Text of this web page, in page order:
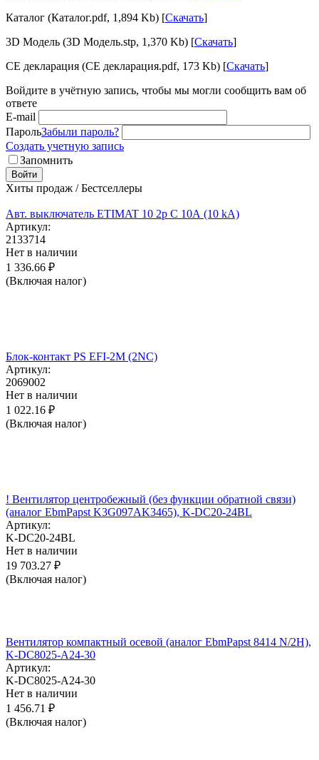
Каталог (Каталог.pdf, 1,894 Kb) [Скачать]
3D Модель (3D Модель.stp, 1,370 Kb) [Скачать]
CE декларация (CE декларация.pdf, 173 Kb) [Скачать]
Войдите в учётную запись, чтобы мы могли сообщить вам об
ответе
E-mail
ПарольЗабыли пароль?
Создать учетную запись
Запомнить
Войти
Хиты продаж / Бестселлеры
Авт. выключатель ETIMAT 10 2p C 10А (10 kA)
Артикул:
2133714
Нет в наличии
1 336.66 ₽
(Включая налог)
Блок-контакт PS EFI-2M (2NC)
Артикул:
2069002
Нет в наличии
1 022.16 ₽
(Включая налог)
! Вентилятор центробежный (без функции обратной связи)
(аналог EbmPapst K3G097AK3465), K-DC20-24BL
Артикул:
K-DC20-24BL
Нет в наличии
19 703.27 ₽
(Включая налог)
Вентилятор компактный осевой (аналог EbmPapst 8414 N/2H),
K-DC8025-A24-30
Артикул:
K-DC8025-A24-30
Нет в наличии
1 456.71 ₽
(Включая налог)